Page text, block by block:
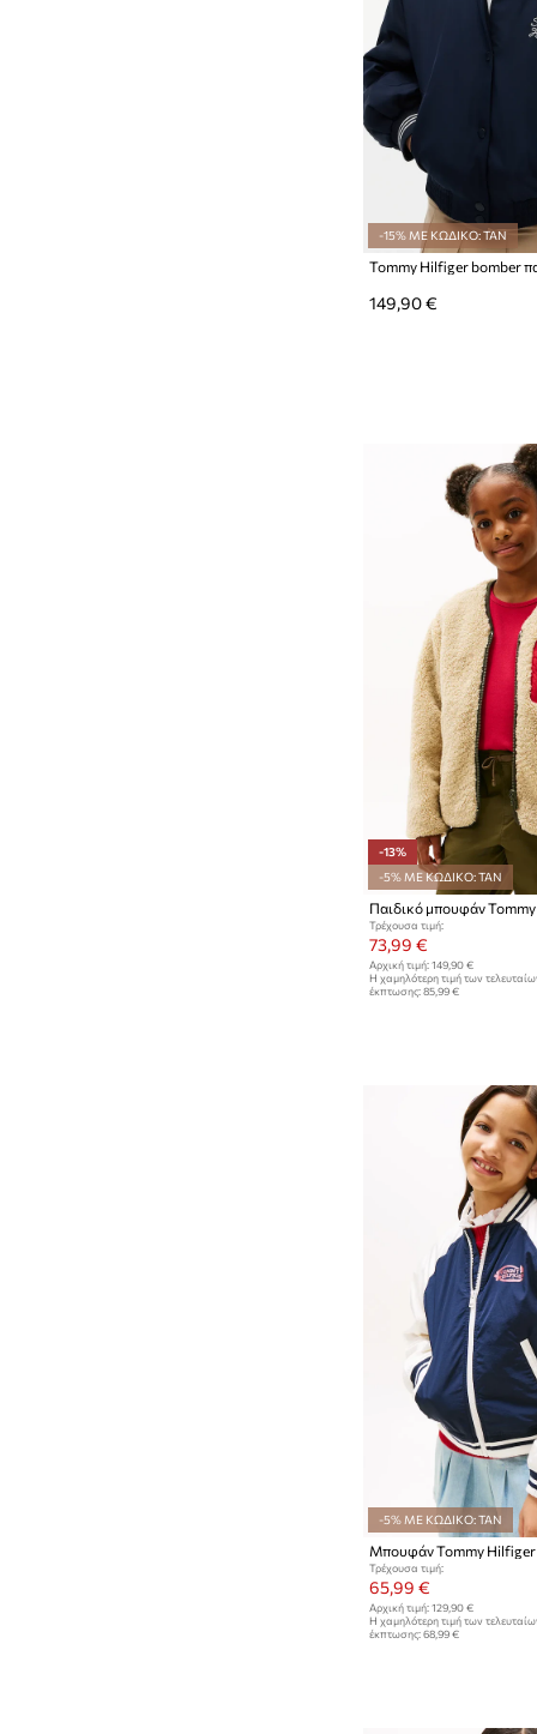
-15% ΜΕ ΚΩΔΙΚΟ: TAN
Tommy Hilfiger bomber
149,90 €
-13%
-5% ΜΕ ΚΩΔΙΚΟ: TAN
Παιδικό μπουφάν
Τρέχουσα τιμή:
73,99 €
Αρχική τιμή: 149,90 €
Η χαμηλότερη τιμή των
έκπτωσης: 85,99 €
-5% ΜΕ ΚΩΔΙΚΟ: TAN
Μπουφάν Tommy Hilfiger
Τρέχουσα τιμή:
65,99 €
Αρχική τιμή: 129,90 €
Η χαμηλότερη τιμή των
έκπτωσης: 68,99 €